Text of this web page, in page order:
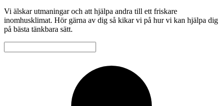
Vi älskar utmaningar och att hjälpa andra till ett friskare
inomhusklimat. Hör gärna av dig så kikar vi på hur vi kan hjälpa dig
på bästa tänkbara sätt.